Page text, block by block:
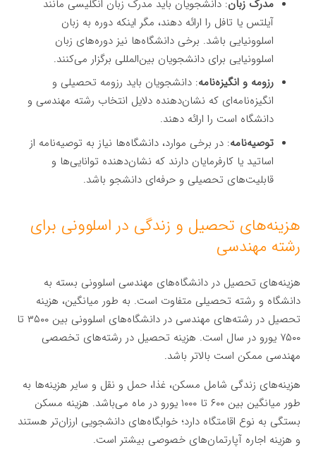
مدرک زبان: دانشجویان باید مدرک زبان انگلیسی مانند
آیلتس یا تافل را ارائه دهند، مگر اینکه دوره به زبان
اسلوونیایی باشد. برخی دانشگاه‌ها نیز دوره‌های زبان
اسلوونیایی برای دانشجویان بین‌المللی برگزار می‌کنند.
رزومه و انگیزه‌نامه: دانشجویان باید رزومه تحصیلی و
انگیزه‌نامه‌ای که نشان‌دهنده دلایل انتخاب رشته مهندسی و
دانشگاه است را ارائه دهند.
توصیه‌نامه: در برخی موارد، دانشگاه‌ها نیاز به توصیه‌نامه از
اساتید یا کارفرمایان دارند که نشان‌دهنده توانایی‌ها و
قابلیت‌های تحصیلی و حرفه‌ای دانشجو باشد.
هزینه‌های تحصیل و زندگی در اسلوونی برای
رشته مهندسی
هزینه‌های تحصیل در دانشگاه‌های مهندسی اسلوونی بسته به
دانشگاه و رشته تحصیلی متفاوت است. به طور میانگین، هزینه
تحصیل در رشته‌های مهندسی در دانشگاه‌های اسلوونی بین ۳۵۰۰ تا
۷۵۰۰ یورو در سال است. هزینه تحصیل در رشته‌های تخصصی
مهندسی ممکن است بالاتر باشد.
هزینه‌های زندگی شامل مسکن، غذا، حمل و نقل و سایر هزینه‌ها به
طور میانگین بین ۶۰۰ تا ۱۰۰۰ یورو در ماه می‌باشد. هزینه مسکن
بستگی به نوع اقامتگاه دارد؛ خوابگاه‌های دانشجویی ارزان‌تر هستند
و هزینه اجاره آپارتمان‌های خصوصی بیشتر است.